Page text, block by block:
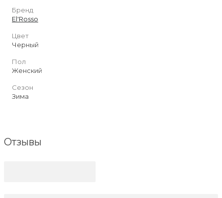
Бренд
El'Rosso
Цвет
Черный
Пол
Женский
Сезон
Зима
Отзывы